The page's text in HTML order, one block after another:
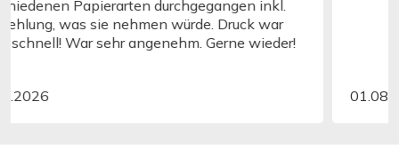
01.08.2026